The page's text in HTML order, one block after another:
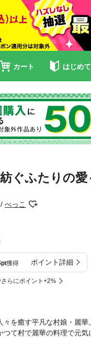
カート はじめ
ぐふたりの愛
べっこ
pt獲得 ポイント詳細
らにポイント+2%
々を癒す平凡な村娘・麗
つて村で麗華の料理で元
惑う麗華だったが、得意